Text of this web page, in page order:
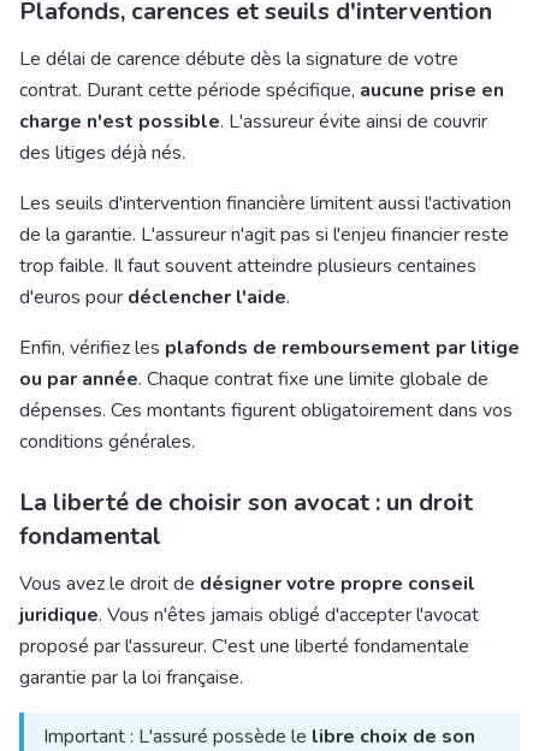
Plafonds, carences et seuils d'intervention
Le délai de carence débute dès la signature de votre
contrat. Durant cette période spécifique, aucune prise en
charge n'est possible. L'assureur évite ainsi de couvrir
des litiges déjà nés.
Les seuils d'intervention financière limitent aussi l'activation
de la garantie. L'assureur n'agit pas si l'enjeu financier reste
trop faible. Il faut souvent atteindre plusieurs centaines
d'euros pour déclencher l'aide.
Enfin, vérifiez les plafonds de remboursement par litige
ou par année. Chaque contrat fixe une limite globale de
dépenses. Ces montants figurent obligatoirement dans vos
conditions générales.
La liberté de choisir son avocat : un droit
fondamental
Vous avez le droit de désigner votre propre conseil
juridique. Vous n'êtes jamais obligé d'accepter l'avocat
proposé par l'assureur. C'est une liberté fondamentale
garantie par la loi française.
Important : L'assuré possède le libre choix de son